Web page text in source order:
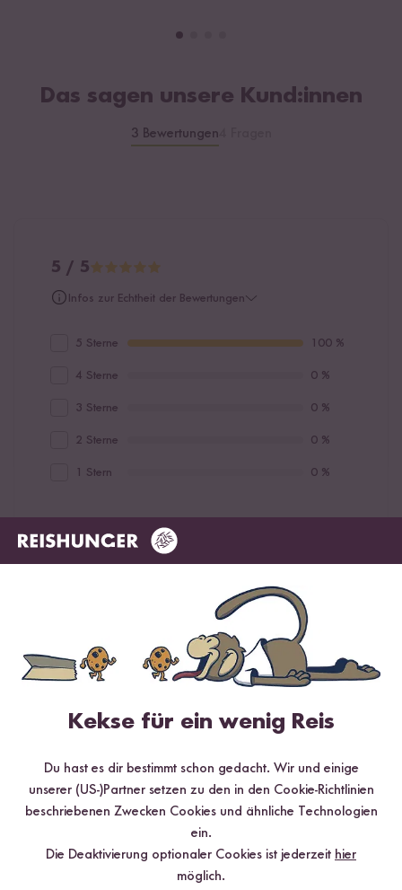
Das sagen unsere Kund:innen
3 Bewertungen
5 / 5
Infos zur Echtheit der Bewertungen
5 Sterne 100 %
4 Sterne 0 %
3 Sterne 0 %
2 Sterne 0 %
1 Stern 0 %
Bewerte dieses Produkt
HilfreichsteNeueste Höchste BewertungNiedrigste Bewertung
Die Sauce hat einen unglaublich herzhaften, leicht
süßlichen Geschmack mit einer tollen Knoblauchnote –
genau das, was ich mir von einer koreanischen Soy-
Garlic-Sauce erhofft habe! Ich habe sie als Marinade für
gebratenes Gemüse und Tofu verwendet und mein Stir-
Kekse für ein wenig Reis
Du hast es dir bestimmt schon gedacht. Wir und einige
unserer (US-)Partner setzen zu den in den Cookie-Richtlinien
beschriebenen Zwecken Cookies und ähnliche Technologien
ein.
Die Deaktivierung optionaler Cookies ist jederzeit hier
möglich.